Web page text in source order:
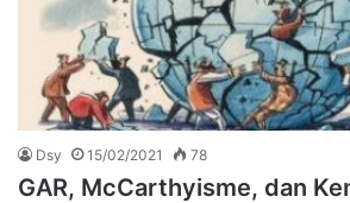
Dsy 15/02/2021 78
GAR, McCarthyisme, dan